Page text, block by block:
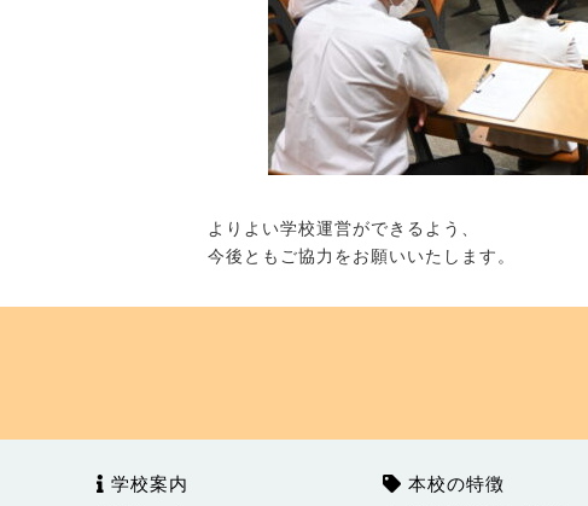
よりよい学校運営ができるよう、
今後ともご協力をお願いいたします。
学校案内
本校の特徴